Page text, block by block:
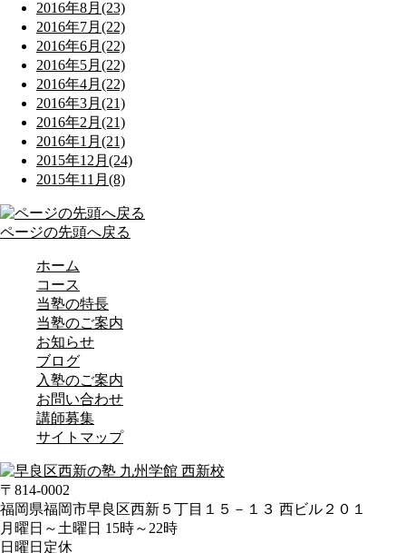
2016年8月(23)
2016年7月(22)
2016年6月(22)
2016年5月(22)
2016年4月(22)
2016年3月(21)
2016年2月(21)
2016年1月(21)
2015年12月(24)
2015年11月(8)
ページの先頭へ戻る
ホーム
コース
当塾の特長
当塾のご案内
お知らせ
ブログ
入塾のご案内
お問い合わせ
講師募集
サイトマップ
〒814-0002
福岡県福岡市早良区西新５丁目１５－１３ 西ビル２０１
月曜日～土曜日 15時～22時
日曜日定休